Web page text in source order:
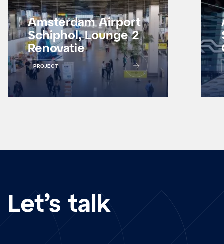
Amsterdam Airport
Schiphol, Lounge 2
Renovatie
PROJECT
Let’s talk